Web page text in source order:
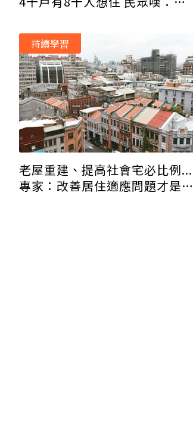
老屋重建、提高社會宅必比例...
專家：改善居住適應問題才是良
持續學習